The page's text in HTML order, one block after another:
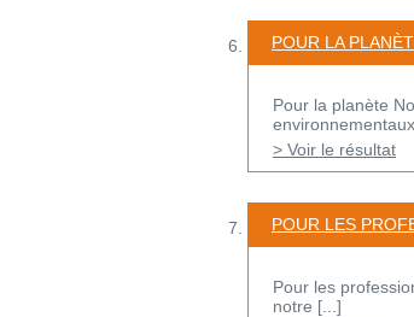
POUR LA
Pour la planète
> Voir le résultat
POUR LES
Pour les
notre [...]